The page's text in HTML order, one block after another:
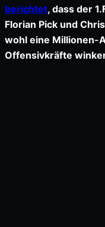
berichtet, dass der
Florian Pick und
wohl eine Millionen-
Offensivkräfte